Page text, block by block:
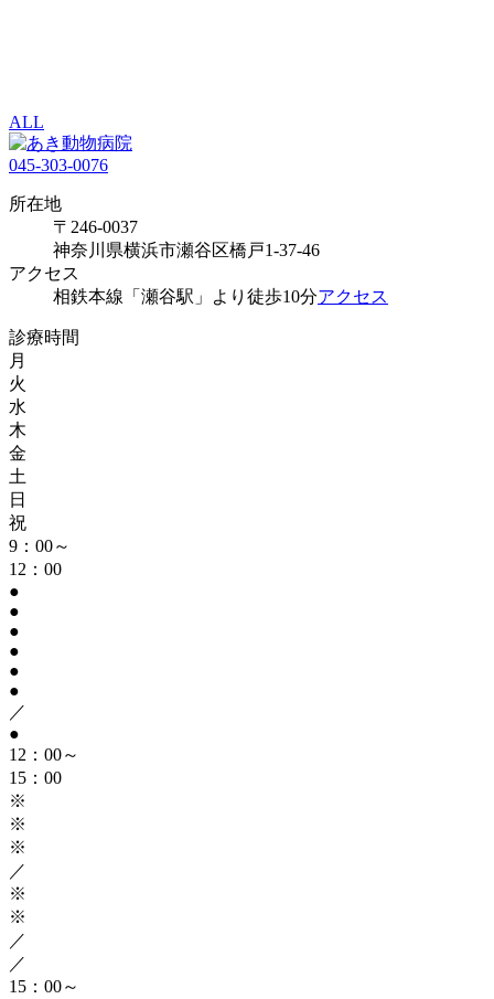
ALL
045-303-0076
所在地
〒246-0037
神奈川県横浜市瀬谷区橋戸1-37-46
アクセス
相鉄本線「瀬谷駅」より徒歩10分アクセス
診療時間
月
火
水
木
金
土
日
祝
9：00～
12：00
●
●
●
●
●
●
／
●
12：00～
15：00
※
※
※
／
※
※
／
／
15：00～